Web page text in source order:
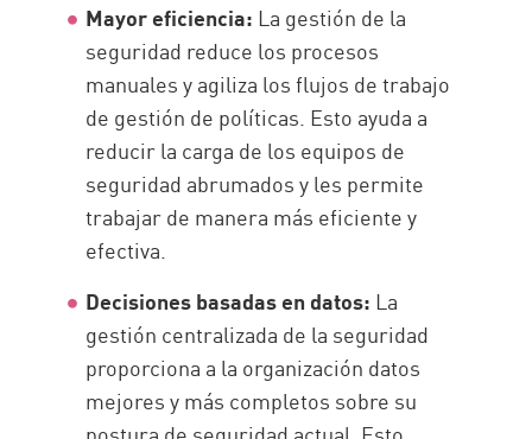
Mayor eficiencia: La gestión de la
seguridad reduce los procesos
manuales y agiliza los flujos de trabajo
de gestión de políticas. Esto ayuda a
reducir la carga de los equipos de
seguridad abrumados y les permite
trabajar de manera más eficiente y
efectiva.
Decisiones basadas en datos: La
gestión centralizada de la seguridad
proporciona a la organización datos
mejores y más completos sobre su